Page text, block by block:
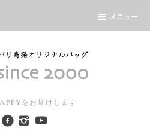
メニュー
をお届けします